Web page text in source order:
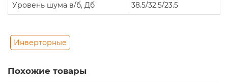
Уровень шума в/б, Дб 38.5/32.5/23.5
Инверторные
Похожие товары